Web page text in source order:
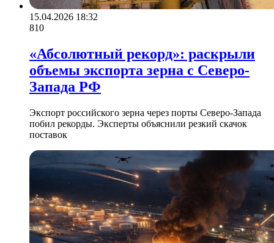
15.04.2026 18:32
810
«Абсолютный рекорд»: раскрыли
объемы экспорта зерна с Северо-
Запада РФ
Экспорт российского зерна через порты Северо-Запада
побил рекорды. Эксперты объяснили резкий скачок
поставок